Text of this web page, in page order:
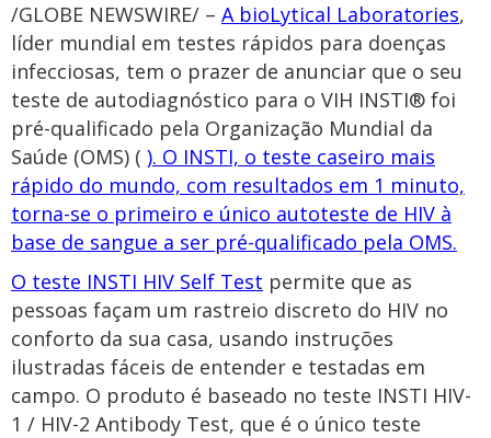
/GLOBE NEWSWIRE/ – A bioLytical Laboratories,
líder mundial em testes rápidos para doenças
infecciosas, tem o prazer de anunciar que o seu
teste de autodiagnóstico para o VIH INSTI® foi
pré-qualificado pela Organização Mundial da
Saúde (OMS) ( ). O INSTI, o teste caseiro mais
rápido do mundo, com resultados em 1 minuto,
torna-se o primeiro e único autoteste de HIV à
base de sangue a ser pré-qualificado pela OMS.
O teste INSTI HIV Self Test permite que as
pessoas façam um rastreio discreto do HIV no
conforto da sua casa, usando instruções
ilustradas fáceis de entender e testadas em
campo. O produto é baseado no teste INSTI HIV-
1 / HIV-2 Antibody Test, que é o único teste